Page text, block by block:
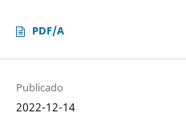
PDF/A
Publicado
2022-12-14